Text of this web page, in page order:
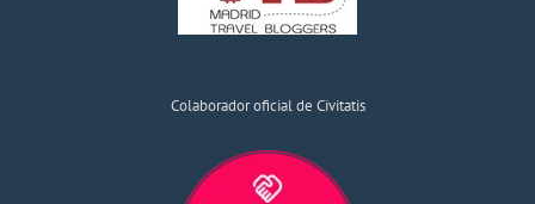
Colaborador oficial de Civitatis